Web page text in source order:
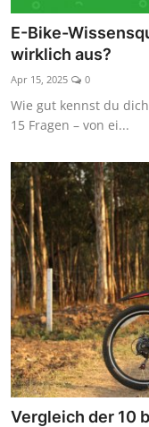
Kaufberatung
E-Bike-
wirklich aus?
Apr 15, 2025 0
Wie gut kennst du
15 Fragen – von ei...
Vergleich der 10